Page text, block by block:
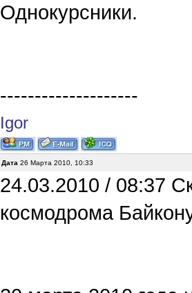
Однокурсники.
--------------------
Igor
Дата 26 Марта 2010, 10:33
24.03.2010 / 08:37
космодрома